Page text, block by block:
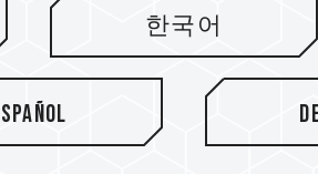
bietet eine
um
wird.
한국어